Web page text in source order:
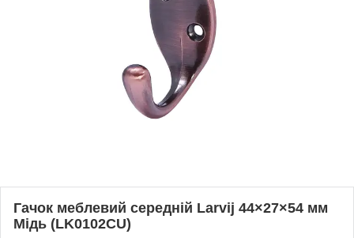
Гачок меблевий середній Larvij 44×27×54 мм
Мідь (LK0102CU)